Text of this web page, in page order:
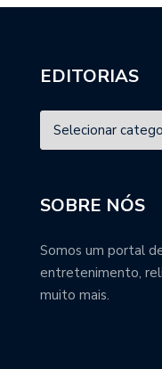
EDITORIAS
SOBRE NÓS
Somos um portal
entretenimento,
muito mais.